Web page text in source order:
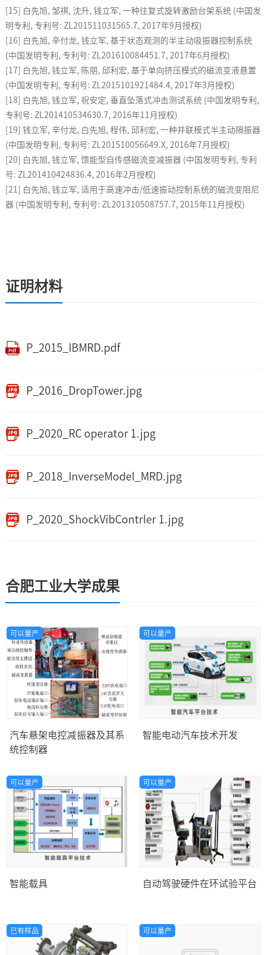
[15]
白先旭, 邹祺, 沈升, 钱立军, 一种往复式旋转激励台架系统(中国发
明专利 , 专利号: ZL201511031565.7, 2017年9 月授权)
[16]
白先旭, 辛付龙, 钱立军, 基于状态观测的半主动吸振器控制系统
(中国发明专利 , 专利号: ZL201610084451.7, 2017年6 月授权)
[17]
白先旭, 钱立军, 陈朋 , 邱利宏, 基于单向挤压模式的磁流变液悬置
(中国发明专利 , 专利号: ZL2015101921484.4, 2017年3 月授权)
[18]
白先旭, 钱立军, 祝安定, 垂直坠落式冲击测试系统(中国发明专利 ,
专利号: ZL201410534630.7, 2016年11 月授权)
[19] 钱立军, 辛付龙, 白先旭, 程伟, 邱利宏, 一种并联模式半主动隔振器
(中国发明专利 , 专利号: ZL201510056649.X, 2016年7 月授权)
[20]
白先旭, 钱立军, 馈能型自传感磁流变减振器(中国发明专利 , 专利
号: ZL201410424836.4, 2016年2 月授权)
[21]
白先旭, 钱立军, 适用于高速冲击/低速振动控制系统的磁流变阻尼
器(中国发明专利 , 专利号: ZL201310508757.7, 2015年11 月授权)
证明材料
P_2015_IBMRD.pdf
P_2016_DropTower.jpg
P_2020_RC operator 1.jpg
P_2018_InverseModel_MRD.jpg
P_2020_ShockVibContrler 1.jpg
合肥工业大学成果
汽车悬架电控减振器及其系
统控制器
可以量产
智能电动汽车技术开发
可以量产
智能载具
可以量产
自动驾驶硬件在环试验平台
可以量产
已有样品 可以量产